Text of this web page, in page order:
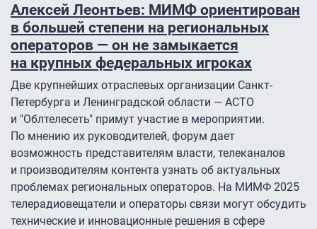
Алексей Леонтьев: МИМФ ориентирован
в большей степени на региональных
операторов — он не замыкается
на крупных федеральных игроках
Две крупнейших отраслевых организации Санкт-
Петербурга и Ленинградской области — АСТО
и "Облтелесеть" примут участие в мероприятии.
По мнению их руководителей, форум дает
возможность представителям власти, телеканалов
и производителям контента узнать об актуальных
проблемах региональных операторов. На МИМФ 2025
телерадиовещатели и операторы связи могут обсудить
технические и инновационные решения в сфере